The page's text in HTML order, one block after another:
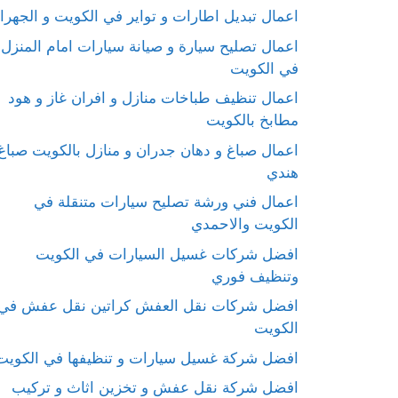
اعمال تبديل اطارات و تواير في الكويت و
اعمال تصليح سيارة و صيانة سيارات امام المنزل
في الكويت
اعمال تنظيف طباخات منازل و افران غاز و هود
مطابخ بالكويت
اعمال صباغ و دهان جدران و منازل بالكويت
هندي
اعمال فني ورشة تصليح سيارات متنقلة في
الكويت والاحمدي
افضل شركات غسيل السيارات في الكويت
وتنظيف فوري
افضل شركات نقل العفش كراتين نقل عفش
الكويت
افضل شركة غسيل سيارات و تنظيفها في
افضل شركة نقل عفش و تخزين اثاث و تركيب